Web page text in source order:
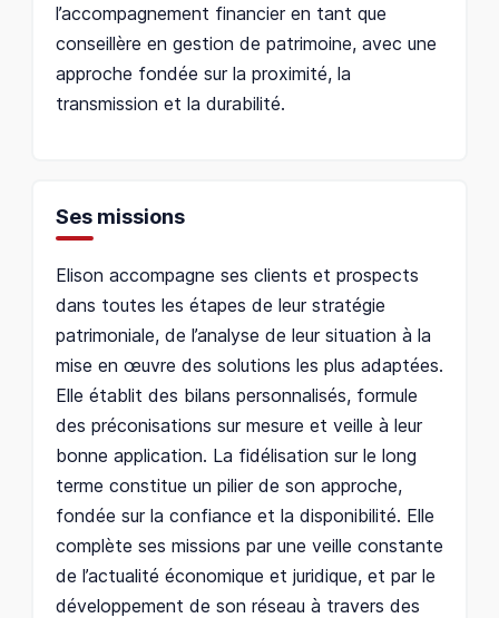
l’accompagnement financier en tant que
conseillère en gestion de patrimoine, avec une
approche fondée sur la proximité, la
transmission et la durabilité.
Ses missions
Elison accompagne ses clients et prospects
dans toutes les étapes de leur stratégie
patrimoniale, de l’analyse de leur situation à la
mise en œuvre des solutions les plus adaptées.
Elle établit des bilans personnalisés, formule
des préconisations sur mesure et veille à leur
bonne application. La fidélisation sur le long
terme constitue un pilier de son approche,
fondée sur la confiance et la disponibilité. Elle
complète ses missions par une veille constante
de l’actualité économique et juridique, et par le
développement de son réseau à travers des